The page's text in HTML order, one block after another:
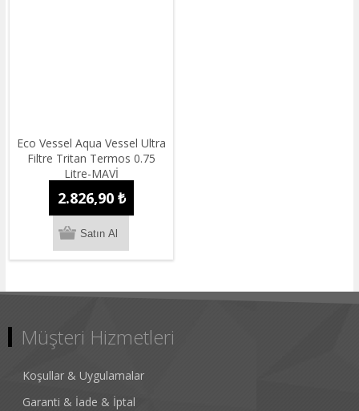
Eco Vessel Aqua Vessel Ultra
Filtre Tritan Termos 0.75
Litre-MAVİ
2.826,90 ₺
Müşteri Hizmetleri
Koşullar & Uygulamalar
Garanti & İade & İptal